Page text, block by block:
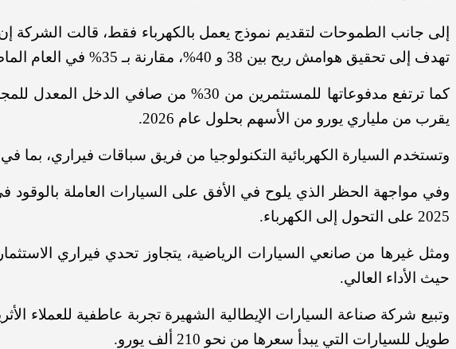
إلى جانب الطموحات لتقديم نموذج يعمل بالكهرباء فقط، قالت الشركة إن الأرباح قد ترتفع إلى ما بين 2.5 و 2.7 مليار يورو
تهدف إلى تحقيق هوامش ربح بين 38 و 40%، مقارنة بـ 35% في العام الماضي.
يقرب من ملياري يورو من الأسهم بحلول عام 2026.
وتستخدم السيارة الكهربائية التكنولوجيا من فريق سباقات فيراري، بما
2025 على التحول إلى الكهرباء.
ومثل غيرها من صانعي السيارات الرياضية، يتجاوز تحدي فيراري
حيث الأداء العالي.
وتبيع شركة صناعة السيارات الإيطالية الشهيرة تجربة عاطفية
طويل للسيارات التي يبدأ سعرها من نحو 210 ألف يورو.